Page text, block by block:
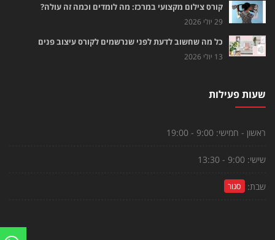
קורס צילום מקצועי במרכז: מה לומדים וכמה זה עולה?
29 יולי 2026
כל מה שחשוב לדעת לפני שנרשמים לקורס עיצוב פנים
13 יולי 2026
שעות פעילות
ראשון - חמישי: 9:00 - 19:00
שישי: 9:00 - 13:30
שבת: סגור